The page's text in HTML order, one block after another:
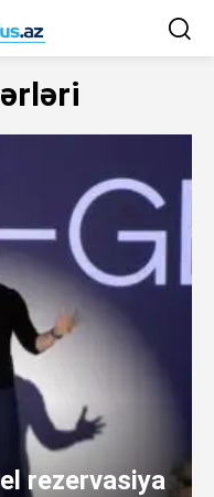
rezervasiya